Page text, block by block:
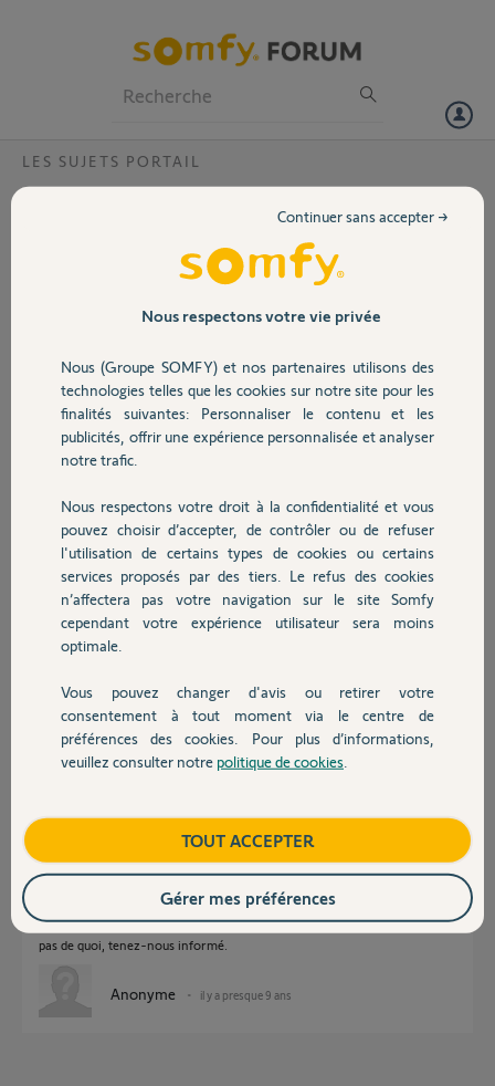
Volet
Sécurité
Domotique
Chauffage
Autres produits
Devis avec un pro
Contact
LES SUJETS PORTAIL
Peut on piloter un portail motorisé autre
j'ai une motorisation autre que somfy du fait de ma configuration.
Puis je piloter le portail avec mon Visiophne V400
il y a presque 9 ans
Participer au fil de discussion
Oui, si votre motorisation est équipée d'un port BUS ou d'un contact sec
N/O.
Anonyme il y a presque 9 ans
Bonjour,
Merci pour cette réponse, je crois que toute les cartes de gestion de
motorisation en sont équipé. Je verrais lors de la pose de mon moteur
il y a presque 9 ans
pas de quoi, tenez-nous informé.
Anonyme il y a presque 9 ans
Nous respectons votre vie privée
Nous (Groupe SOMFY) et nos partenaires utilisons des
technologies telles que les cookies sur notre site pour les
finalités suivantes: Personnaliser le contenu et les
publicités, offrir une expérience personnalisée et analyser
notre trafic.
Nous respectons votre droit à la confidentialité et vous
pouvez choisir d’accepter, de contrôler ou de refuser
l'utilisation de certains types de cookies ou certains
services proposés par des tiers. Le refus des cookies
n’affectera pas votre navigation sur le site Somfy
cependant votre expérience utilisateur sera moins
optimale.
Vous pouvez changer d'avis ou retirer votre
consentement à tout moment via le centre de
préférences des cookies. Pour plus d’informations,
veuillez consulter notre politique de cookies
Continuer sans accepter →
TOUT ACCEPTER
Gérer mes préférences